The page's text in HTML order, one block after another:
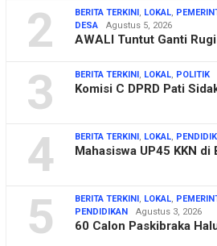
2 BERITA TERKINI, LOKAL,
DESA
Agustus 5, 2026
AWALI Tuntut Ganti
3 BERITA TERKINI, LOKAL, POLITIK
Komisi C DPRD Pati
4 BERITA TERKINI, LOKAL,
Mahasiswa UP45 KKN
5 BERITA TERKINI, LOKAL,
PENDIDIKAN
Agustus 3, 2026
60 Calon Paskibraka